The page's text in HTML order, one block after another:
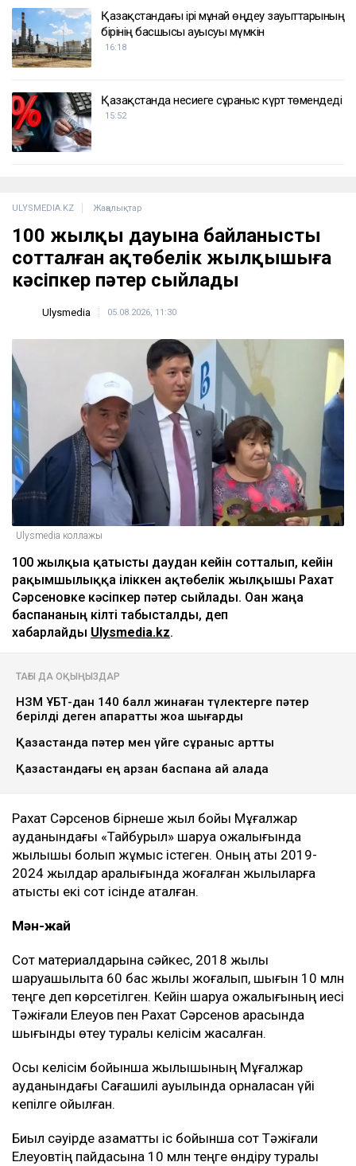
Қазақстандағы ірі мұнай өңдеу зауыттарының
бірінің басшысы ауысуы мүмкін
16:18
Қазақстанда несиеге сұраныс күрт төмендеді
15:52
ULYSMEDIA.KZ Жаңалықтар
100 жылқы дауына байланысты
сотталған ақтөбелік жылқышыға
кәсіпкер пәтер сыйлады
Ulysmedia 05.08.2026, 11:30
Ulysmedia коллажы
100 жылқыға қатысты даудан кейін сотталып, кейін
рақымшылыққа іліккен ақтөбелік жылқышы Рахат
Сәрсеновке кәсіпкер пәтер сыйлады. Оған жаңа
баспананың кілті табысталды, деп
хабарлайды Ulysmedia.kz.
ТАҒЫ ДА ОҚЫҢЫЗДАР
НЗМ ҰБТ-дан 140 балл жинаған түлектерге пәтер
берілді деген ақпаратты жоққа шығарды
Қазақстанда пәтер мен үйге сұраныс артты
Қазақстандағы ең арзан баспана қай қалада
Рахат Сәрсенов бірнеше жыл бойы Мұғалжар
ауданындағы «Тайбурыл» шаруа қожалығында
жылқышы болып жұмыс істеген. Оның аты 2019-
2024 жылдар аралығында жоғалған жылқыларға
қатысты екі сот ісінде аталған.
Мән-жай
Сот материалдарына сәйкес, 2018 жылы
шаруашылықта 60 бас жылқы жоғалып, шығын 10 млн
теңге деп көрсетілген. Кейін шаруа қожалығының иесі
Тәжіғали Елеуов пен Рахат Сәрсенов арасында
шығынды өтеу туралы келісім жасалған.
Осы келісім бойынша жылқышының Мұғалжар
ауданындағы Сағашилі ауылында орналасқан үйі
кепілге қойылған.
Биыл сәуірде азаматтық іс бойынша сот Тәжіғали
Елеуовтің пайдасына 10 млн теңге өндіру туралы